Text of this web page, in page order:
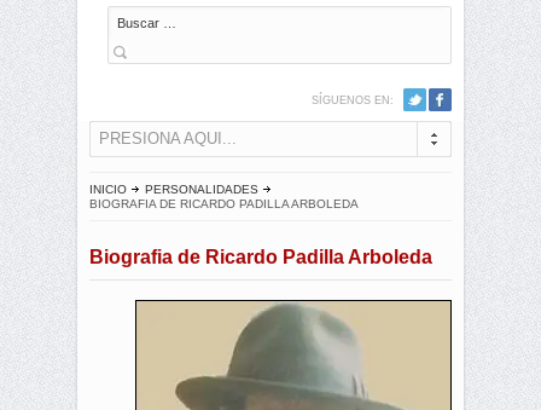
Buscar
SÍGUENOS EN:
PRESIONA AQUI...
INICIO
PERSONALIDADES
BIOGRAFIA DE RICARDO PADILLA ARBOLEDA
Biografia de Ricardo Padilla Arboleda